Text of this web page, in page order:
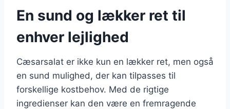
En sund og lækker ret til
enhver lejlighed
Cæsarsalat er ikke kun en lækker ret, men også
en sund mulighed, der kan tilpasses til
forskellige kostbehov. Med de rigtige
ingredienser kan den være en fremragende